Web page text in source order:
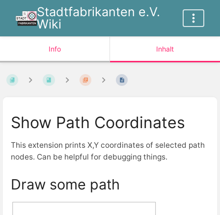
Stadtfabrikanten e.V.
Wiki
Info Inhalt
Show Path Coordinates
This extension prints X,Y coordinates of selected path
nodes. Can be helpful for debugging things.
Draw some path